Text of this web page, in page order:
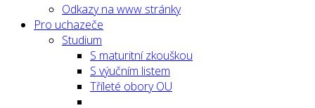
Odkazy na www stránky
Pro uchazeče
Studium
S maturitní zkouškou
S výučním listem
Tříleté obory OU